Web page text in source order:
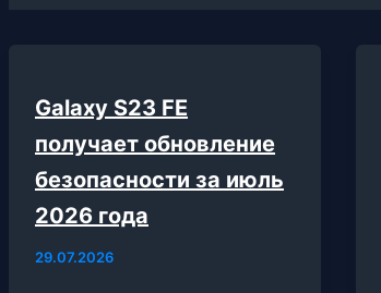
Galaxy S23 FE
получает обновление
безопасности за июль
2026 года
29.07.2026